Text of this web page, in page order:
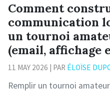
Comment
communication
un tournoi
(email, affichage
11 MAY 2026 | PAR ÉLOÏSE
Remplir un tournoi